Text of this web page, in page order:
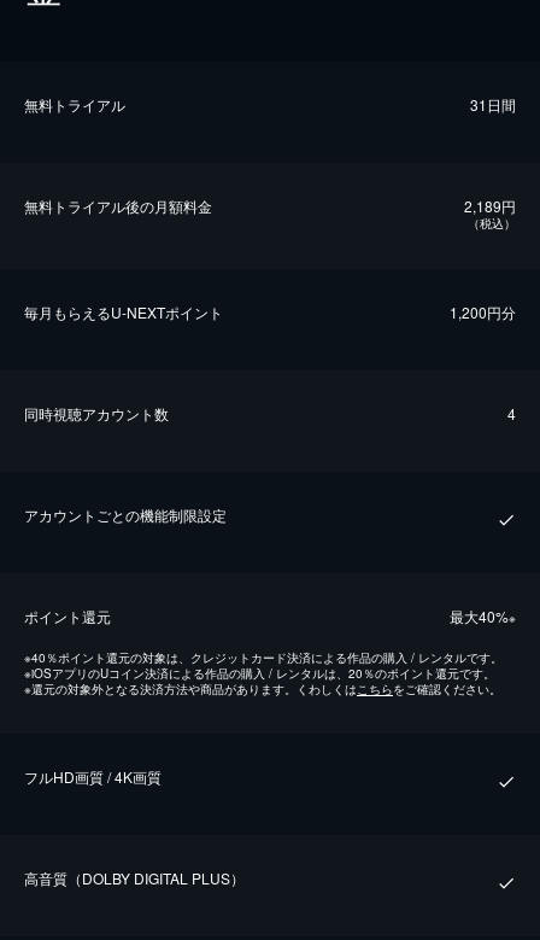
無料トライアル 31日間
無料トライアル後の⽉額料金 2,189円
（税込）
毎⽉もらえるU-NEXTポイント 1,200円分
同時視聴アカウント数 4
アカウントごとの機能制限設定
ポイント還元 最⼤40%※
※40％ポイント還元の対象は、クレジットカード決済による作品の購入 / レンタルです。
※iOSアプリのUコイン決済による作品の購入 / レンタルは、20％のポイント還元です。
※還元の対象外となる決済方法や商品があります。くわしくはこちらをご確認ください。
フルHD画質 / 4K画質
⾼⾳質（DOLBY DIGITAL PLUS）